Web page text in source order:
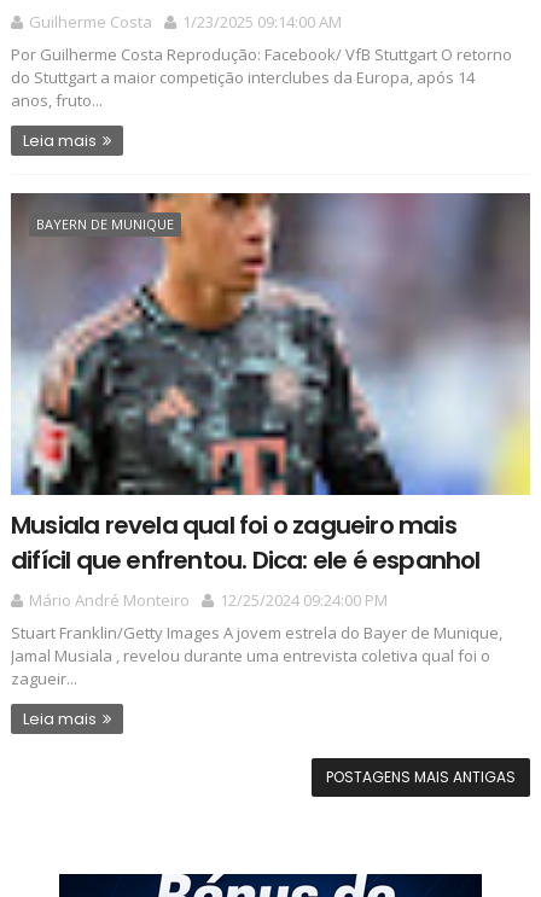
Guilherme Costa
1/23/2025 09:14:00 AM
Por Guilherme Costa Reprodução: Facebook/ VfB Stuttgart O retorno
do Stuttgart a maior competição interclubes da Europa, após 14
anos, fruto...
Leia mais
BAYERN DE MUNIQUE
Musiala revela qual foi o zagueiro mais
difícil que enfrentou. Dica: ele é espanhol
Mário André Monteiro
12/25/2024 09:24:00 PM
Stuart Franklin/Getty Images A jovem estrela do Bayer de Munique,
Jamal Musiala , revelou durante uma entrevista coletiva qual foi o
zagueir...
Leia mais
POSTAGENS MAIS ANTIGAS